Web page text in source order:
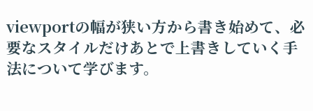
viewportの幅が狭い方から書き始めて、必
要なスタイルだけあとで上書きしていく手
法について学びます。